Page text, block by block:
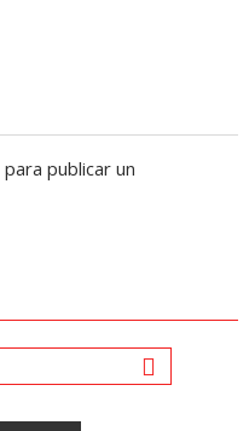
para publicar un